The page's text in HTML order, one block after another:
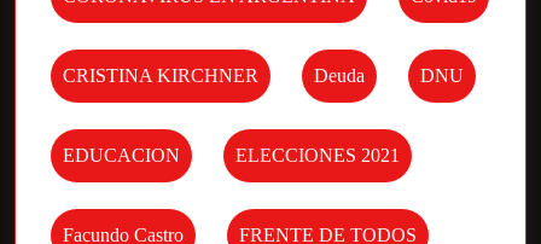
CRISTINA KIRCHNER Deuda DNU
EDUCACION ELECCIONES 2021
Facundo Castro FRENTE DE TODOS